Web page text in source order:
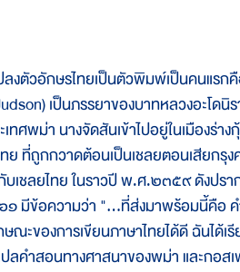
วอักษรไทยเป็นตัวพิมพ์เป็นคนแรกคื
เป็นภรรยาของบาทหลวงอะโด
ทศพม่า นางจัดสันเข้าไปอยู่ในเมืองร่
ที่ถูกกวาดต้อนเป็นเชลยตอนเสียกรุ
บเชลยไทย ในราวปี พ.ศ.๒๓๕๙ ดังปร
มีข้อความว่า "...ที่ส่งมาพร้อมนี้คือ ค
ษณะของการเขียนภาษาไทยได้ดี ฉันไ
ลคำสอนทางศาสนาของพม่า และกอ